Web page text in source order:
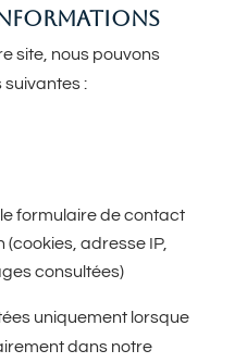
site, nous pouvons
:
formulaire de contact
adresse IP,
consultées)
uniquement lorsque
dans notre